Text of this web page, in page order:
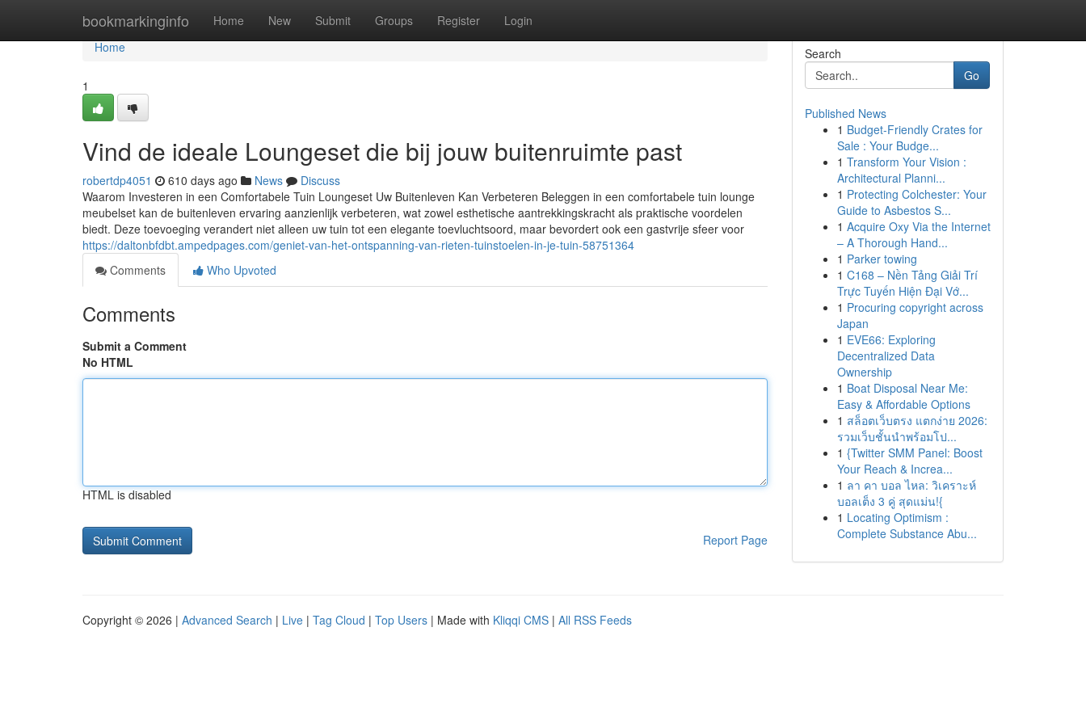
bookmarkinginfo Home New Submit Groups Register Login
Home
Home
1
Vind de ideale Loungeset die bij jouw buitenruimte past
robertdp4051 610 days ago News
Discuss
Waarom Investeren in een Comfortabele Tuin Loungeset Uw Buitenleven Kan Verbeteren Beleggen in een comfortabele tuin lounge
meubelset kan de buitenleven ervaring aanzienlijk verbeteren, wat zowel esthetische aantrekkingskracht als praktische voordelen
biedt. Deze toevoeging verandert niet alleen uw tuin tot een elegante toevluchtsoord, maar bevordert ook een gastvrije sfeer voor
https://daltonbfdbt.ampedpages.com/geniet-van-het-ontspanning-van-rieten-tuinstoelen-in-je-tuin-58751364
Comments
Who Upvoted
Comments
Submit a Comment
No HTML
HTML is disabled
Report Page
Search
Go
Published News
1 Budget-Friendly Crates for
Sale : Your Budge...
1 Transform Your Vision :
Architectural Planni...
1 Protecting Colchester: Your
Guide to Asbestos S...
1 Acquire Oxy Via the Internet
– A Thorough Hand...
1 Parker towing
1 C168 – Nền Tảng Giải Trí
Trực Tuyến Hiện Đại Vớ...
1 Procuring copyright across
Japan
1 EVE66: Exploring
Decentralized Data
Ownership
1 Boat Disposal Near Me:
Easy & Affordable Options
1 สล็อตเว็บตรง แตกง่าย 2026:
รวมเว็บชั้นนำพร้อมโป...
1 {Twitter SMM Panel: Boost
Your Reach & Increa...
1 ลา คา บอล ไหล: วิเคราะห์
บอลเต็ง 3 คู่ สุดแม่น!{
1 Locating Optimism :
Complete Substance Abu...
Copyright © 2026 | Advanced Search | Live | Tag Cloud | Top Users | Made with Kliqqi CMS | All RSS Feeds